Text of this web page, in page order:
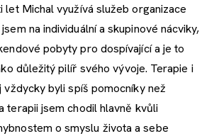
let Michal využívá služeb organizace
na individuální a skupinové nácviky,
pobyty pro dospívající a je to
důležitý pilíř svého vývoje. Terapie i
vždycky byli spíš pomocníky než
terapii jsem chodil hlavně kvůli
o smyslu života a sebe